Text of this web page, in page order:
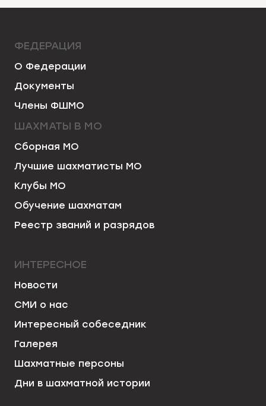
ФЕДЕРАЦИЯ
О Федерации
Документы
Члены ФШМО
ШАХМАТЫ В МО
Сборная МО
Лучшие шахматисты МО
Клубы МО
Обучение шахматам
Реестр званий и разрядов
ИНТЕРЕСНОЕ
Новости
СМИ о нас
Интересный собеседник
Галерея
Шахматные персоны
Дни в шахматной истории